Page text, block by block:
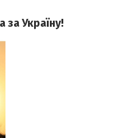
за Україну!